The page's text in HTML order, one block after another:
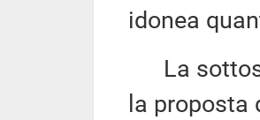
idonea
La
la